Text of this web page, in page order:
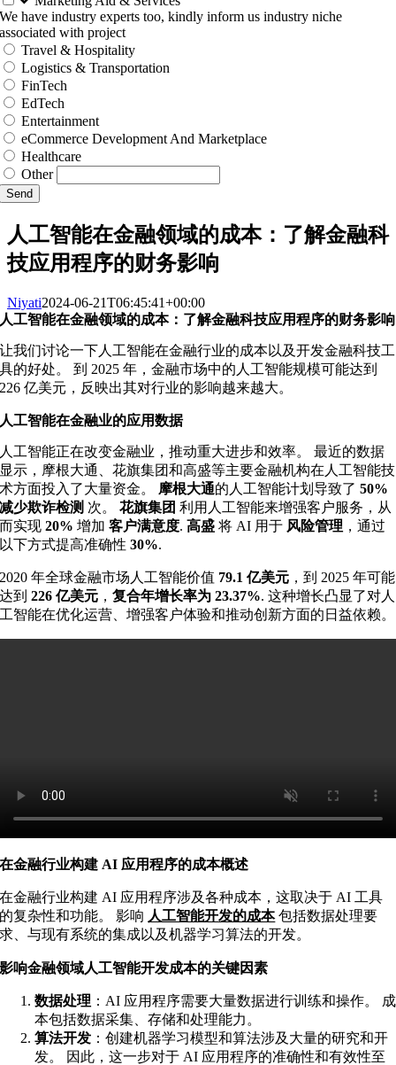
We have industry experts too, kindly inform us industry niche
associated with project
Travel & Hospitality
Logistics & Transportation
FinTech
EdTech
Entertainment
eCommerce Development And Marketplace
Healthcare
Other
Send
人工智能在金融领域的成本：了解金融科
技应用程序的财务影响
Niyati2024-06-21T06:45:41+00:00
人工智能在金融领域的成本：了解金融科技应用程序的财务影响
让我们讨论一下人工智能在金融行业的成本以及开发金融科技工
具的好处。 到 2025 年，金融市场中的人工智能规模可能达到
226 亿美元，反映出其对行业的影响越来越大。
人工智能在金融业的应用数据
人工智能正在改变金融业，推动重大进步和效率。 最近的数据
显示，摩根大通、花旗集团和高盛等主要金融机构在人工智能技
术方面投入了大量资金。 摩根大通的人工智能计划导致了50%
减少欺诈检测 次。花旗集团 利用人工智能来增强客户服务，从
而实现20% 增加客户满意度.高盛 将 AI 用于 风险管理 ，通过
以下方式提高准确性30%.
2020年全球金融市场人工智能价值 79.1 亿美元 ，到 2025年可能
达到226 亿美元 ，复合年增长率为 23.37%. 这种增长凸显了对人
工智能在优化运营、增强客户体验和推动创新方面的日益依赖。
在金融行业构建 AI 应用程序的成本概述
在金融行业构建 AI 应用程序涉及各种成本，这取决于 AI 工具
的复杂性和功能。 影响 人工智能开发的成本 包括数据处理要
求、与现有系统的集成以及机器学习算法的开发。
影响金融领域人工智能开发成本的关键因素
数据处理 ：AI 应用程序需要大量数据进行训练和操作。 成
本包括数据采集、存储和处理能力。
算法开发 ：创建机器学习模型和算法涉及大量的研究和开
发。 因此，这一步对于 AI 应用程序的准确性和有效性至